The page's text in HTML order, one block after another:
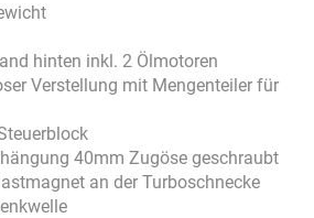
hinten inkl. 2 Ölmotoren
Verstellung mit Mengenteiler für
40mm Zugöse geschraubt
an der Turboschnecke